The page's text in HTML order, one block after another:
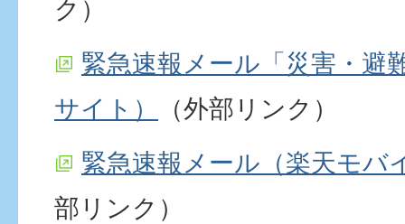
ク）
緊急速報メール「災害・避
サイト）
（外部リンク）
緊急速報メール（楽天モバ
部リンク）